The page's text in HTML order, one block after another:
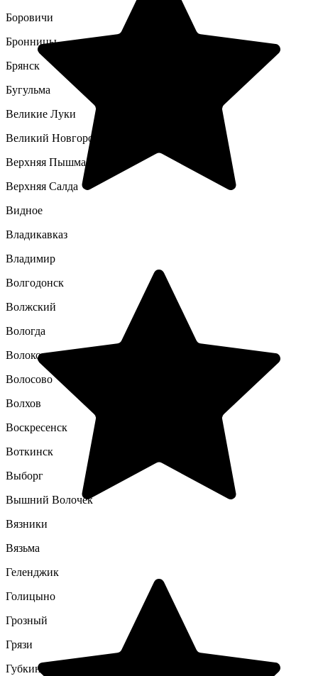
Боровичи
Бронницы
Брянск
Бугульма
Великие Луки
Великий Новгород
Верхняя Пышма
Верхняя Салда
Видное
Владикавказ
Владимир
Волгодонск
Волжский
Вологда
Волоколамск
Волосово
Волхов
Воскресенск
Воткинск
Выборг
Вышний Волочек
Вязники
Вязьма
Геленджик
Голицыно
Грозный
Грязи
Губкин